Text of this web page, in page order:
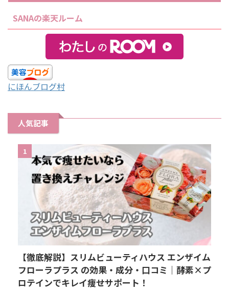
SANAの楽天ルーム
にほんブログ村
人気記事
1
【徹底解説】スリムビューティハウス エンザイム
フローラプラス の効果・成分・口コミ｜酵素×プ
ロテインでキレイ痩せサポート！